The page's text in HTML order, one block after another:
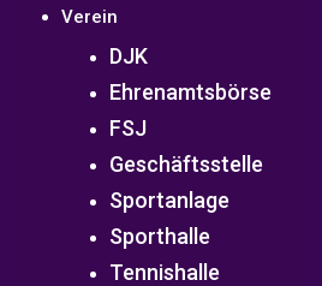
Verein
DJK
Ehrenamtsbörse
FSJ
Geschäftsstelle
Sportanlage
Sporthalle
Tennishalle